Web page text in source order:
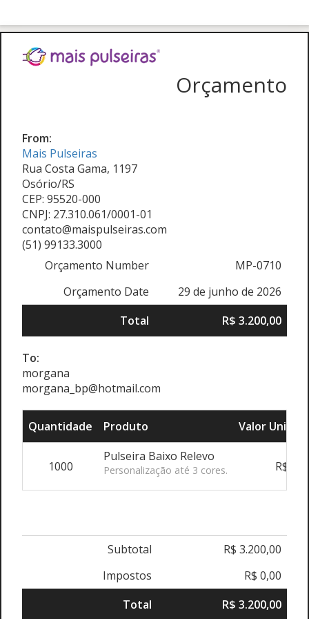
Orçamento
From:
Mais Pulseiras
Rua Costa Gama, 1197
Osório/RS
CEP: 95520-000
CNPJ: 27.310.061/0001-01
contato@maispulseiras.com
(51) 99133.3000
Orçamento Number
MP-0710
Orçamento Date
29 de junho de 2026
Total
R$ 3.200,00
To:
morgana
morgana_bp@hotmail.com
Quantidade Produto Valor
1000
Pulseira Baixo Relevo
Personalização até 3 cores. R$
Subtotal
R$ 3.200,00
Impostos
R$ 0,00
Total
R$ 3.200,00